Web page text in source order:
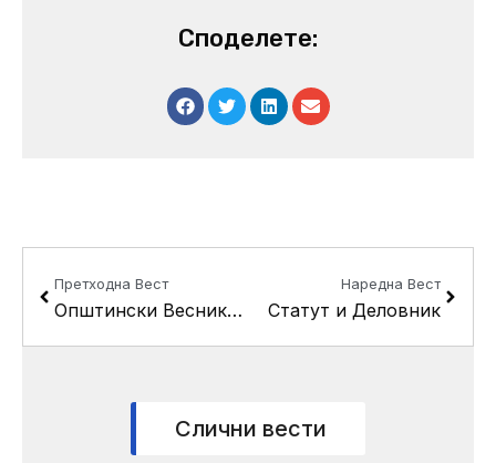
Споделете:
Претходна Вест
Општински Весник – Кисела Вода
Наредна Вест
Статут и Деловник
Слични вести